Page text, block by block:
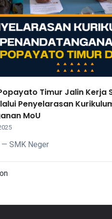
Popayato Timur Jalin
Penyelarasan
MoU
— SMK Neger